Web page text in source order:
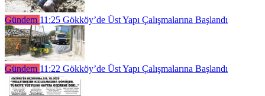
Gündem 11:25 Gökköy’de Üst Yapı Çalışmalarına Başlandı
Gündem 11:22 Gökköy’de Üst Yapı Çalışmalarına Başlandı